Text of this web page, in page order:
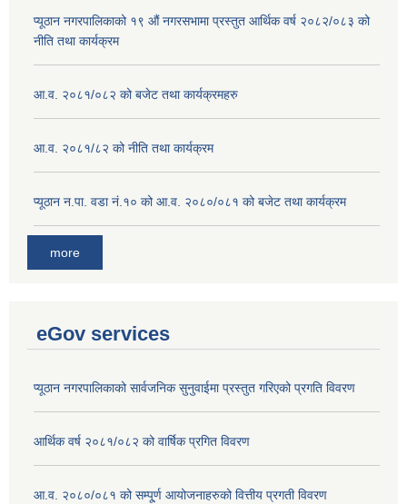
प्यूठान नगरपालिकाको १९ औं नगरसभामा प्रस्तुत आर्थिक वर्ष २०८२/०८३ को
नीति तथा कार्यक्रम
आ.व. २०८१/०८२ को बजेट तथा कार्यक्रमहरु
आ.व. २०८१/८२ को नीति तथा कार्यक्रम
प्यूठान न.पा. वडा नं.१० को आ.व. २०८०/०८१ को बजेट तथा कार्यक्रम
more
eGov services
प्यूठान नगरपालिकाको सार्वजनिक सुनुवाईमा प्रस्तुत गरिएको प्रगति विवरण
आर्थिक वर्ष २०८१/०८२ को वार्षिक प्रगित विवरण
आ.व. २०८०/०८१ को सम्पू्र्ण आयोजनाहरुको वित्तीय प्रगती विवरण